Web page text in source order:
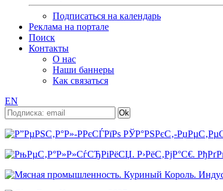
Подписаться на календарь
Реклама на портале
Поиск
Контакты
О нас
Наши баннеры
Как связаться
EN